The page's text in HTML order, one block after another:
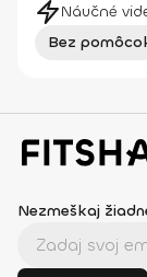
Náučné
Bez
Nezmeškaj